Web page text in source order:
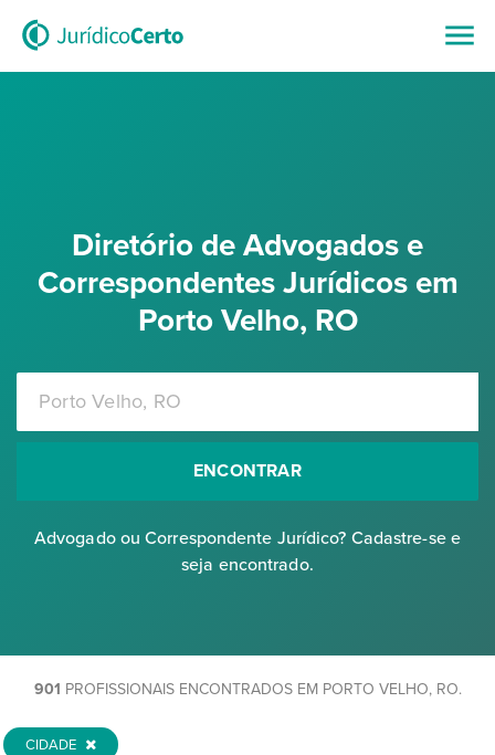
Diretório de Advogados e
Correspondentes Jurídicos em
Porto Velho, RO
ENCONTRAR
Advogado ou Correspondente Jurídico? Cadastre-se e
seja encontrado.
901 PROFISSIONAIS ENCONTRADOS EM PORTO VELHO, RO.
CIDADE